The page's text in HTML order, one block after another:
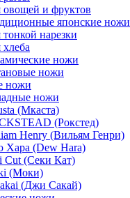
овощей и фруктов
японские ножи
тонкой нарезки
хлеба
ножи
ножи
ножи
ножи
(Мкаста)
(Рокстед)
Henry (Вильям Генри)
Хара (Dew Hara)
Cut (Секи Кат)
(Моки)
(Джи Сакай)